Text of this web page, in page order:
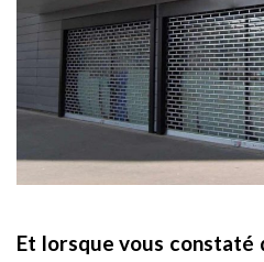
Et lorsque vous